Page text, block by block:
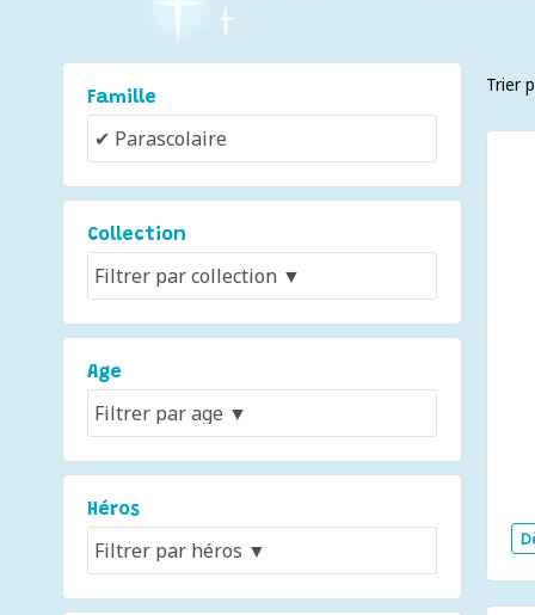
Famille
Collection
Age
Héros
Trier